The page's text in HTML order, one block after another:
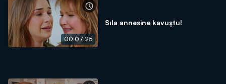
00:07:25
Sıla annesine kavuştu!